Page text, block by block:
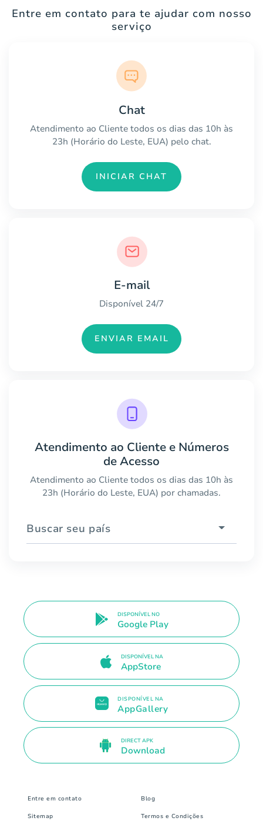
Entre em contato para te ajudar com nosso
serviço
Chat
Atendimento ao Cliente todos os dias das 10h às
23h (Horário do Leste, EUA) pelo chat.
INICIAR CHAT
E-mail
Disponível 24/7
ENVIAR EMAIL
Atendimento ao Cliente e Números
de Acesso
Atendimento ao Cliente todos os dias das 10h às
23h (Horário do Leste, EUA) por chamadas.
Buscar seu país
DISPONÍVEL NO
Google Play
DISPONÍVEL NA
AppStore
DISPONÍVEL NA
AppGallery
DIRECT APK
Download
Entre em contato Blog
Sitemap Termos e Condições